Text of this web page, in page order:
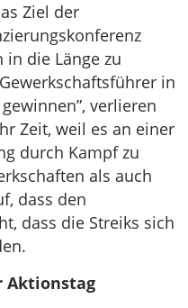
Ziel der
die Länge zu
in
verlieren
Zeit, weil es an einer
durch Kampf zu
als auch
dass den
dass die Streiks sich
Aktionstag